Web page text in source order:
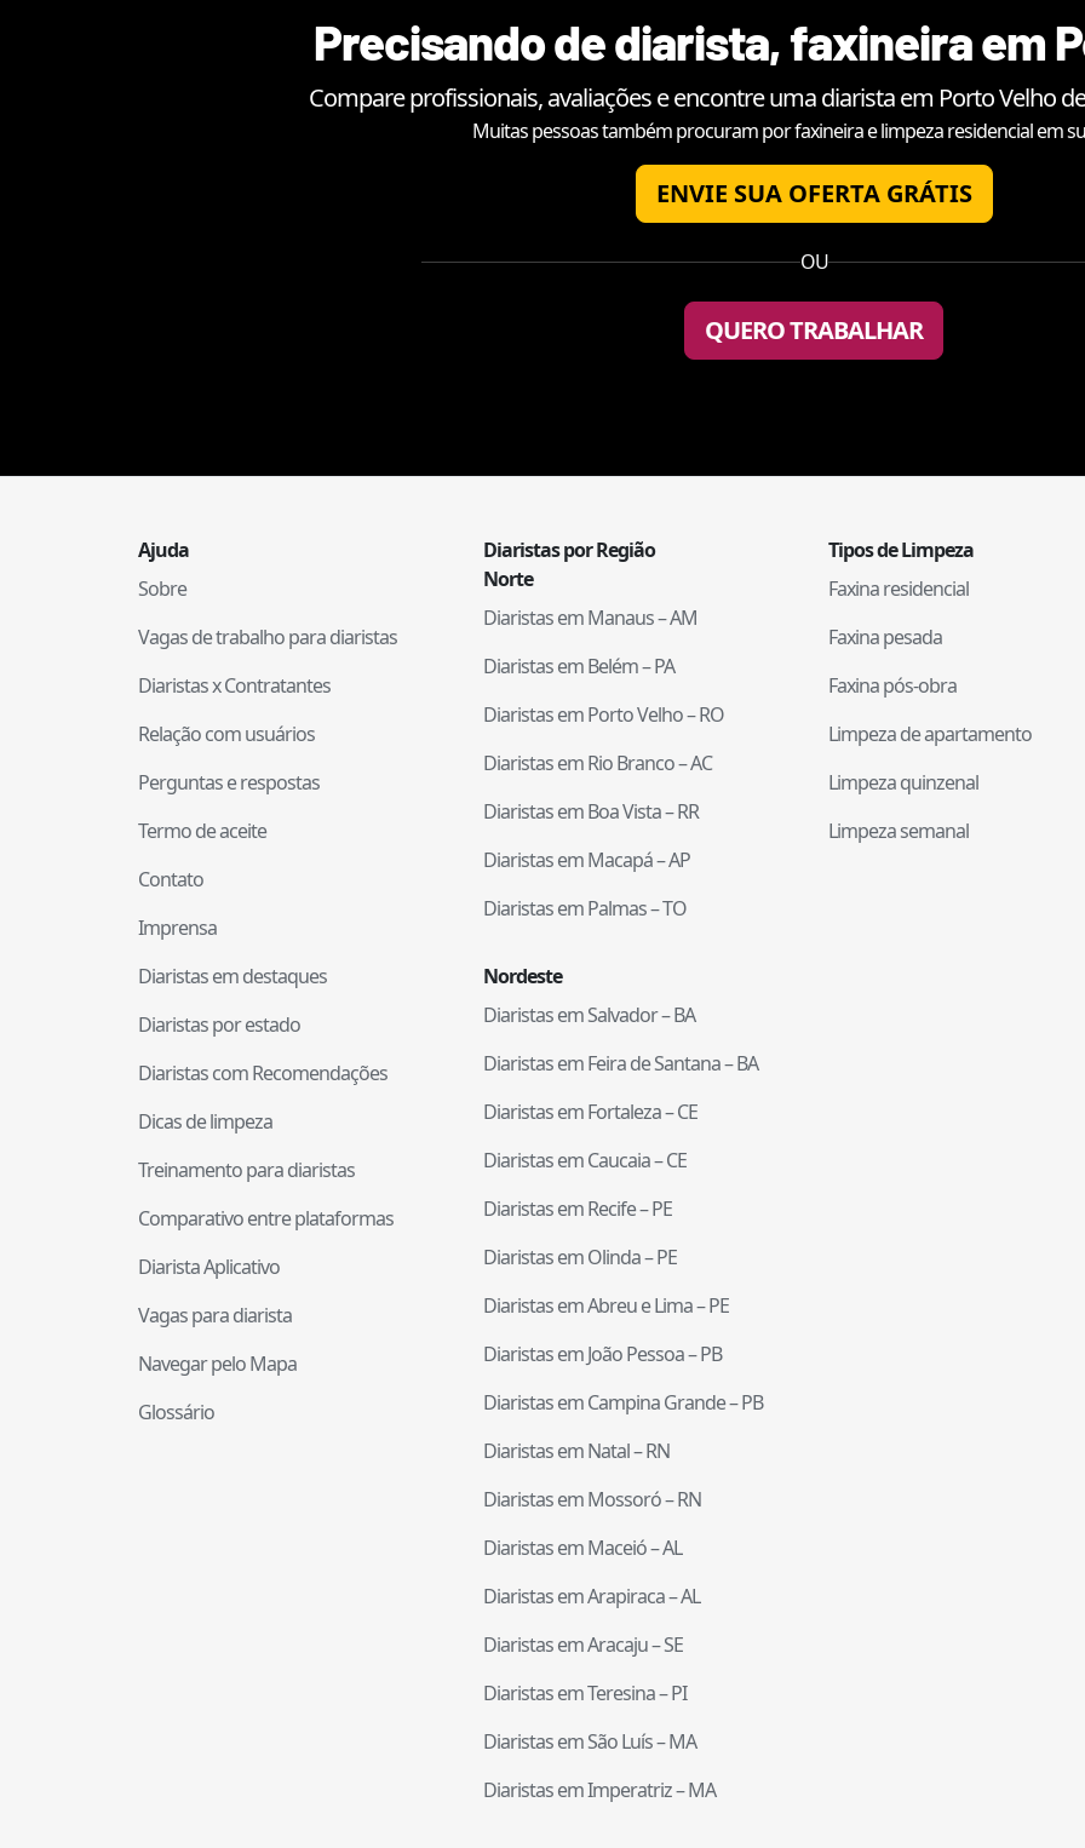
Precisando de diarista, faxineira em
Compare profissionais, avaliações e encontre uma diarista em Porto Velho
Muitas pessoas também procuram por faxineira e limpeza residencial em
ENVIE SUA OFERTA GRÁTIS
OU
QUERO TRABALHAR
Ajuda
Sobre
Vagas de trabalho para diaristas
Diaristas x Contratantes
Relação com usuários
Perguntas e respostas
Termo de aceite
Contato
Imprensa
Diaristas em destaques
Diaristas por estado
Diaristas com Recomendações
Dicas de limpeza
Treinamento para diaristas
Comparativo entre plataformas
Diarista Aplicativo
Vagas para diarista
Navegar pelo Mapa
Glossário
Diaristas por Região
Norte
Diaristas emManaus–AM
Diaristas emBelém–PA
Diaristas emPorto Velho–RO
Diaristas emRio Branco–AC
Diaristas emBoa Vista–RR
Diaristas emMacapá–AP
Diaristas emPalmas–TO
Nordeste
Diaristas emSalvador–BA
Diaristas emFeira de Santana–BA
Diaristas emFortaleza–CE
Diaristas emCaucaia–CE
Diaristas emRecife–PE
Diaristas emOlinda–PE
Diaristas emAbreu e Lima–PE
Diaristas emJoão Pessoa–PB
Diaristas emCampina Grande–PB
Diaristas emNatal–RN
Diaristas emMossoró–RN
Diaristas emMaceió–AL
Diaristas emArapiraca–AL
Diaristas emAracaju–SE
Diaristas emTeresina–PI
Diaristas emSão Luís–MA
Diaristas emImperatriz–MA
Tipos de Limpeza
Faxina residencial
Faxina pesada
Faxina pós-obra
Limpeza de apartamento
Limpeza quinzenal
Limpeza semanal